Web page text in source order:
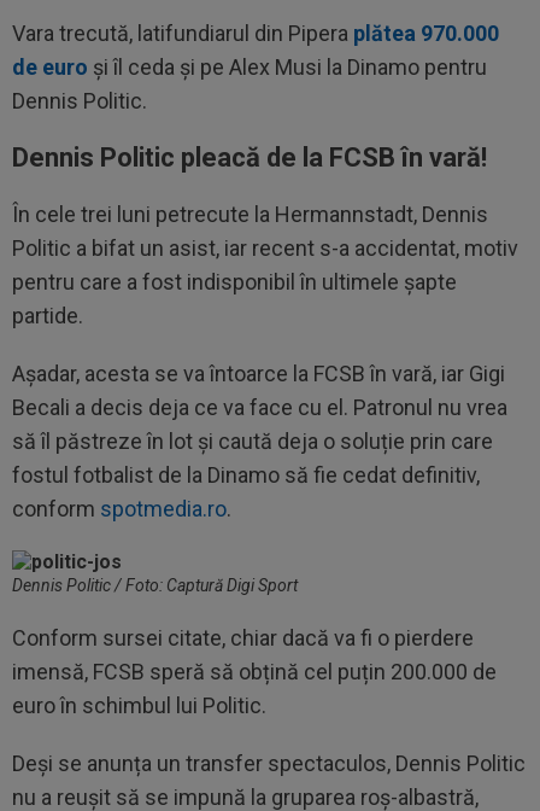
Vara trecută, latifundiarul din Pipera plătea 970.000
de euro și îl ceda și pe Alex Musi la Dinamo pentru
Dennis Politic.
Dennis Politic pleacă de la FCSB în vară!
În cele trei luni petrecute la Hermannstadt, Dennis
Politic a bifat un asist, iar recent s-a accidentat, motiv
pentru care a fost indisponibil în ultimele șapte
partide.
Așadar, acesta se va întoarce la FCSB în vară, iar Gigi
Becali a decis deja ce va face cu el. Patronul nu vrea
să îl păstreze în lot și caută deja o soluție prin care
fostul fotbalist de la Dinamo să fie cedat definitiv,
conform spotmedia.ro.
Dennis Politic / Foto: Captură Digi Sport
Conform sursei citate, chiar dacă va fi o pierdere
imensă, FCSB speră să obțină cel puțin 200.000 de
euro în schimbul lui Politic.
Deși se anunța un transfer spectaculos, Dennis Politic
nu a reușit să se impună la gruparea roș-albastră,